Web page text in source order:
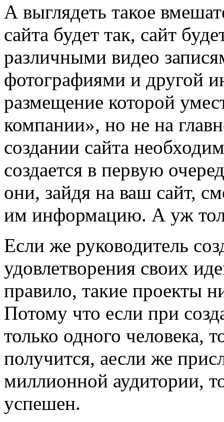
А выглядеть такое
сайта будет так, сайт
различными видео
фотографиями и другой
размещение которой
компании», но не на
создании сайта
создается в первую
они, зайдя на ваш сайт,
им информацию. А уж
Если же руководитель
удовлетворения своих
правило, такие проекты
Потому что если при
только одного человека,
получится, аесли же
миллионной аудитории,
успешен.